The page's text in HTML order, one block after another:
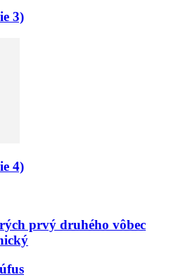
3)
4)
prvý druhého vôbec